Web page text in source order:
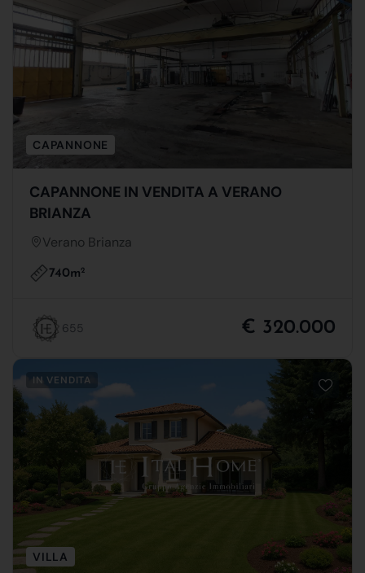
CAPANNONE
CAPANNONE IN VENDITA A VERANO
BRIANZA
Verano Brianza
740m2
655 € 320.000
IN VENDITA
VILLA